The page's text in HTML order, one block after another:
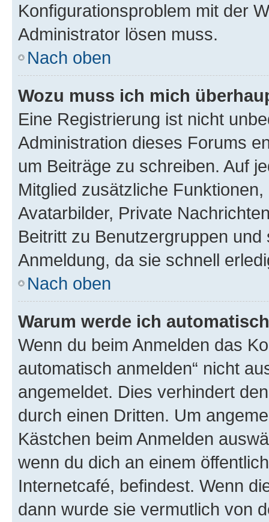
Konfigurationsproblem mit der
Administrator lösen muss.
Nach oben
Wozu muss ich mich
Eine Registrierung ist nicht
Administration dieses Forums
um Beiträge zu schreiben. Auf
Mitglied zusätzliche
Avatarbilder, Private
Beitritt zu Benutzergruppen
Anmeldung, da sie schnell
Nach oben
Warum werde ich
Wenn du beim Anmelden das
automatisch anmelden“ nicht
angemeldet. Dies verhindert
durch einen Dritten. Um
Kästchen beim Anmelden
wenn du dich an einem
Internetcafé, befindest. Wenn
dann wurde sie vermutlich von